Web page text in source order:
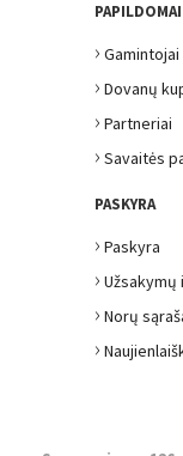
PAPILDOMAI
› Gamintojai
› Dovanų
› Partneriai
› Savaitės
PASKYRA
› Paskyra
› Užsakymų
› Norų
›